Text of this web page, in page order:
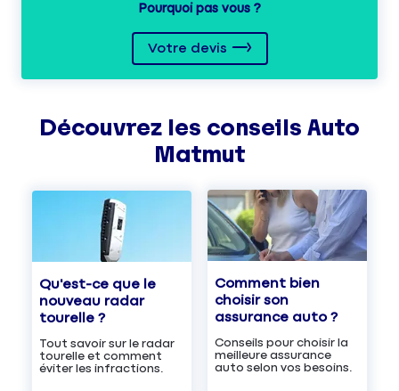
Pourquoi pas vous ?
Votre devis
Découvrez les conseils Auto
Matmut
Qu'est-ce que le
nouveau radar
tourelle ?
Tout savoir sur le radar
tourelle et comment
éviter les infractions.
Comment bien
choisir son
assurance auto ?
Conseils pour choisir la
meilleure assurance
auto selon vos besoins.